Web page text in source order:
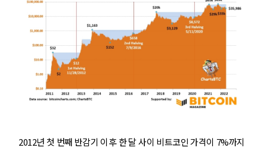
2012년 첫 번째 반감기 이후 한 달 사이 비트코인 가격이 7%까지